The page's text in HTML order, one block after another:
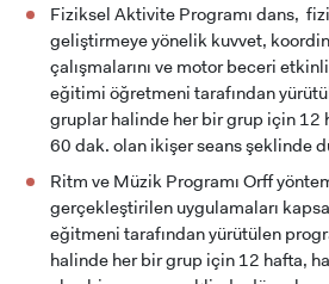
Fiziksel Aktivite Programı dans,
geliştirmeye yönelik kuvvet,
çalışmalarını ve motor beceri
eğitimi öğretmeni tarafından
gruplar halinde her bir grup için 12
60 dak. olan ikişer seans şeklinde
Ritm ve Müzik Programı Orff
gerçekleştirilen uygulamaları
eğitmeni tarafından yürütülen
halinde her bir grup için 12 hafta,